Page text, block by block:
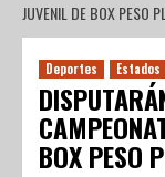
JUVENIL DE BOX PESO
Deportes Estados
BOX PESO